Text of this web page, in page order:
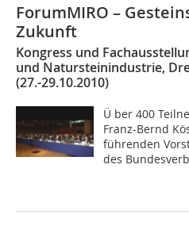
ForumMIRO –
Zukunft
Kongress und
und Natursteinindustrie,
(27.-29.10.2010)
Ü ber 400
Franz-Bernd
führenden
des